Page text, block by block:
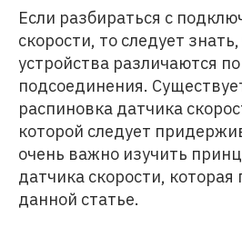
Если разбираться с
скорости, то следует
устройства различаются
подсоединения.
распиновка датчика
которой следует
очень важно изучить
датчика скорости, которая
данной статье.